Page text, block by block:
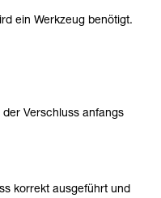
ein Werkzeug benötigt.
Verschluss anfangs
korrekt ausgeführt und